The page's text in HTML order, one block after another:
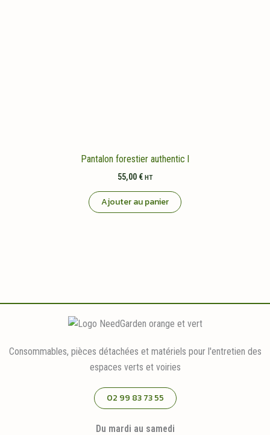
Pantalon forestier authentic l
55,00 € HT
Ajouter au panier
Consommables, pièces détachées et matériels pour l'entretien des
espaces verts et voiries
02 99 83 73 55
Du mardi au samedi